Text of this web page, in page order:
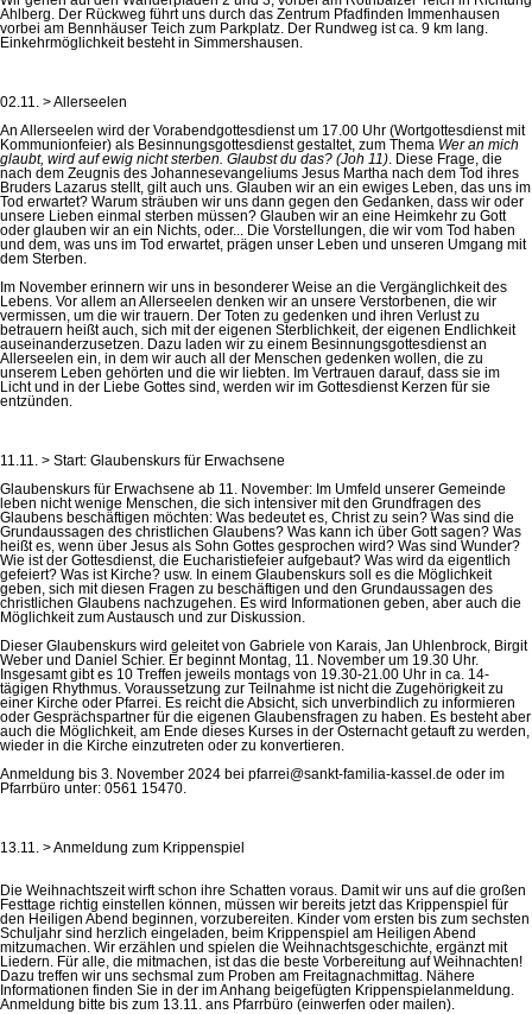
Ahlberg. Der Rückweg führt uns durch das Zentrum Pfadfinden Immenhausen
vorbei am Bennhäuser Teich zum Parkplatz. Der Rundweg ist ca. 9 km lang.
Einkehrmöglichkeit besteht in Simmershausen.
02.11. > Allerseelen
An Allerseelen wird der Vorabendgottesdienst um 17.00 Uhr (Wortgottesdienst mit
Kommunionfeier) als Besinnungsgottesdienst gestaltet, zum Thema Wer an mich
glaubt, wird auf ewig nicht sterben. Glaubst du das? (Joh 11). Diese Frage, die
nach dem Zeugnis des Johannesevangeliums Jesus Martha nach dem Tod ihres
Bruders Lazarus stellt, gilt auch uns. Glauben wir an ein ewiges Leben, das uns im
Tod erwartet? Warum sträuben wir uns dann gegen den Gedanken, dass wir oder
unsere Lieben einmal sterben müssen? Glauben wir an eine Heimkehr zu Gott
oder glauben wir an ein Nichts, oder... Die Vorstellungen, die wir vom Tod haben
und dem, was uns im Tod erwartet, prägen unser Leben und unseren Umgang mit
dem Sterben.
Im November erinnern wir uns in besonderer Weise an die Vergänglichkeit des
Lebens. Vor allem an Allerseelen denken wir an unsere Verstorbenen, die wir
vermissen, um die wir trauern. Der Toten zu gedenken und ihren Verlust zu
betrauern heißt auch, sich mit der eigenen Sterblichkeit, der eigenen Endlichkeit
auseinanderzusetzen. Dazu laden wir zu einem Besinnungsgottesdienst an
Allerseelen ein, in dem wir auch all der Menschen gedenken wollen, die zu
unserem Leben gehörten und die wir liebten. Im Vertrauen darauf, dass sie im
Licht und in der Liebe Gottes sind, werden wir im Gottesdienst Kerzen für sie
entzünden.
11.11. > Start: Glaubenskurs für Erwachsene
Glaubenskurs für Erwachsene ab 11. November: Im Umfeld unserer Gemeinde
leben nicht wenige Menschen, die sich intensiver mit den Grundfragen des
Glaubens beschäftigen möchten: Was bedeutet es, Christ zu sein? Was sind die
Grundaussagen des christlichen Glaubens? Was kann ich über Gott sagen? Was
heißt es, wenn über Jesus als Sohn Gottes gesprochen wird? Was sind Wunder?
Wie ist der Gottesdienst, die Eucharistiefeier aufgebaut? Was wird da eigentlich
gefeiert? Was ist Kirche? usw. In einem Glaubenskurs soll es die Möglichkeit
geben, sich mit diesen Fragen zu beschäftigen und den Grundaussagen des
christlichen Glaubens nachzugehen. Es wird Informationen geben, aber auch die
Möglichkeit zum Austausch und zur Diskussion.
Dieser Glaubenskurs wird geleitet von Gabriele von Karais, Jan Uhlenbrock, Birgit
Weber und Daniel Schier. Er beginnt Montag, 11. November um 19.30 Uhr.
Insgesamt gibt es 10 Treffen jeweils montags von 19.30-21.00 Uhr in ca. 14-
tägigen Rhythmus. Voraussetzung zur Teilnahme ist nicht die Zugehörigkeit zu
einer Kirche oder Pfarrei. Es reicht die Absicht, sich unverbindlich zu informieren
oder Gesprächspartner für die eigenen Glaubensfragen zu haben. Es besteht aber
auch die Möglichkeit, am Ende dieses Kurses in der Osternacht getauft zu werden,
wieder in die Kirche einzutreten oder zu konvertieren.
Anmeldung bis 3. November 2024 bei pfarrei@sankt-familia-kassel.de oder im
Pfarrbüro unter: 0561 15470.
13.11. > Anmeldung zum Krippenspiel
Die Weihnachtszeit wirft schon ihre Schatten voraus. Damit wir uns auf die großen
Festtage richtig einstellen können, müssen wir bereits jetzt das Krippenspiel für
den Heiligen Abend beginnen, vorzubereiten. Kinder vom ersten bis zum sechsten
Schuljahr sind herzlich eingeladen, beim Krippenspiel am Heiligen Abend
mitzumachen. Wir erzählen und spielen die Weihnachtsgeschichte, ergänzt mit
Liedern. Für alle, die mitmachen, ist das die beste Vorbereitung auf Weihnachten!
Dazu treffen wir uns sechsmal zum Proben am Freitagnachmittag. Nähere
Informationen finden Sie in der im Anhang beigefügten Krippenspielanmeldung.
Anmeldung bitte bis zum 13.11. ans Pfarrbüro (einwerfen oder mailen).